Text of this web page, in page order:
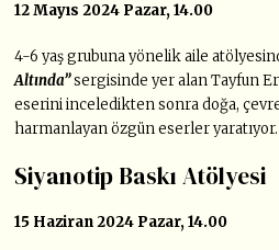
12 Mayıs 2024 Pazar, 14.00
4-6 yaş grubuna yönelik aile
Altında”sergisinde yer alan Tayfun
eserini inceledikten sonra doğa,
harmanlayan özgün eserler yaratıyor.
Siyanotip Baskı Atölyesi
15 Haziran 2024 Pazar, 14.00